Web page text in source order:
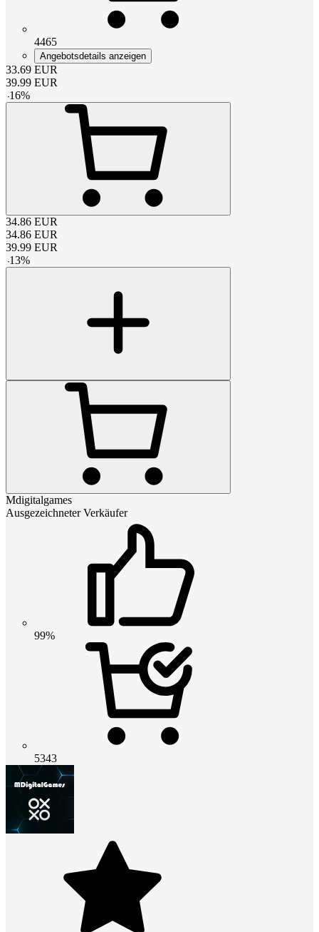
4465
Angebotsdetails anzeigen
33.69 EUR
39.99 EUR
-16%
34.86 EUR
34.86 EUR
39.99 EUR
-13%
Mdigitalgames
Ausgezeichneter Verkäufer
99%
5343